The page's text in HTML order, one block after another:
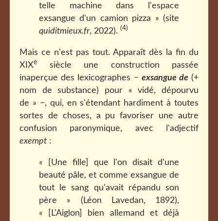
telle machine dans l'espace
exsangue d'un camion pizza » (site
quiditmieux.fr, 2022). (4)
Mais ce n'est pas tout. Apparaît dès la fin du
XIXe
siècle une construction passée
inaperçue des lexicographes − exsangue de(+
nom de substance) pour « vidé, dépourvu
de » −, qui, en s'étendant hardiment à toutes
sortes de choses, a pu favoriser une autre
confusion paronymique, avec l'adjectif
exempt :
« [Une fille] que l'on disait d'une
beauté pâle, et comme exsangue de
tout le sang qu'avait répandu son
père » (Léon Lavedan, 1892),
« [L'Aiglon] bien allemand et déjà